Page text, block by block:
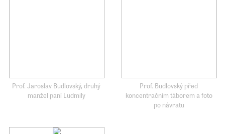
Prof. Jaroslav Budlovský, druhý
manžel paní Ludmily
Prof. Budlovský před
koncentračním táborem a foto
po návratu